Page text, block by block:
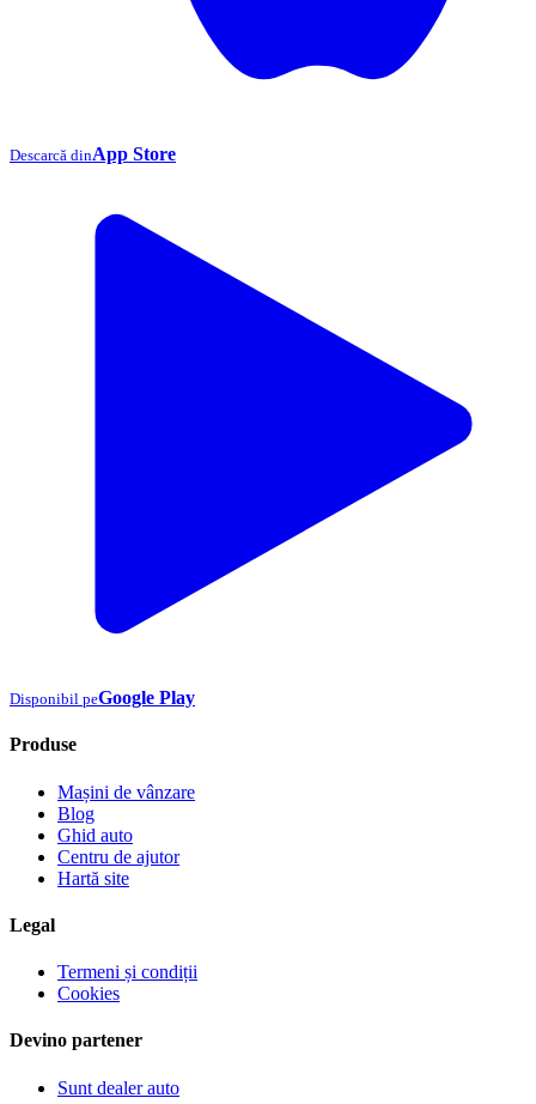
Descarcă dinApp Store
Disponibil peGoogle Play
Produse
Mașini de vânzare
Blog
Ghid auto
Centru de ajutor
Hartă site
Legal
Termeni și condiții
Cookies
Devino partener
Sunt dealer auto